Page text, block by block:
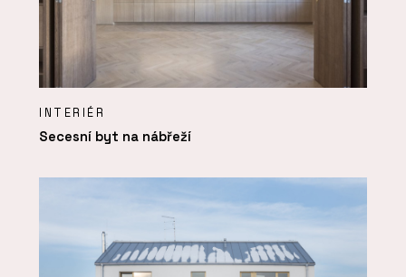
INTERIÉR
Secesní byt na nábřeží